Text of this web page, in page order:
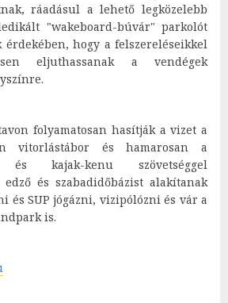
ráadásul a lehető legközelebb
"wakeboard-búvár" parkolót
érdekében, hogy a felszereléseikkel
eljuthassanak a vendégek
folyamatosan hasítják a vizet a
vitorlástábor és hamarosan a
és kajak-kenu szövetséggel
edző és szabadidőbázist alakítanak
és SUP jógázni, vizipólózni és vár a
is.